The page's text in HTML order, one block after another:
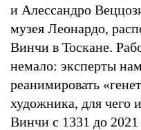
и Алессандро
музея Леонардо,
Винчи в Тоскане.
немало: эксперты
реанимировать
художника, для чего
Винчи с 1331 до